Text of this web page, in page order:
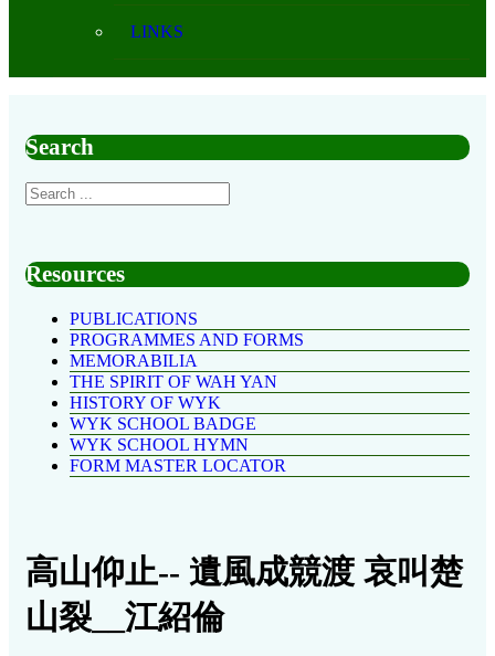
LINKS
Search
Resources
PUBLICATIONS
PROGRAMMES AND FORMS
MEMORABILIA
THE SPIRIT OF WAH YAN
HISTORY OF WYK
WYK SCHOOL BADGE
WYK SCHOOL HYMN
FORM MASTER LOCATOR
高山仰止-- 遺風成競渡 哀叫楚
山裂__江紹倫